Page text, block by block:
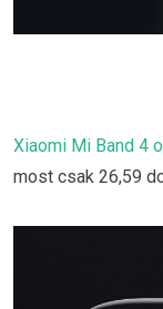
Xiaomi Mi Band 4
most csak 26,59